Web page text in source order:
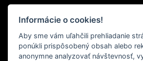
Úvod
Naše služby
Financovanie
Informácie o cookies!
Aby sme vám uľahčili prehliadanie
ponúkli prispôsobený obsah alebo
anonymne analyzovať návštevnosť,